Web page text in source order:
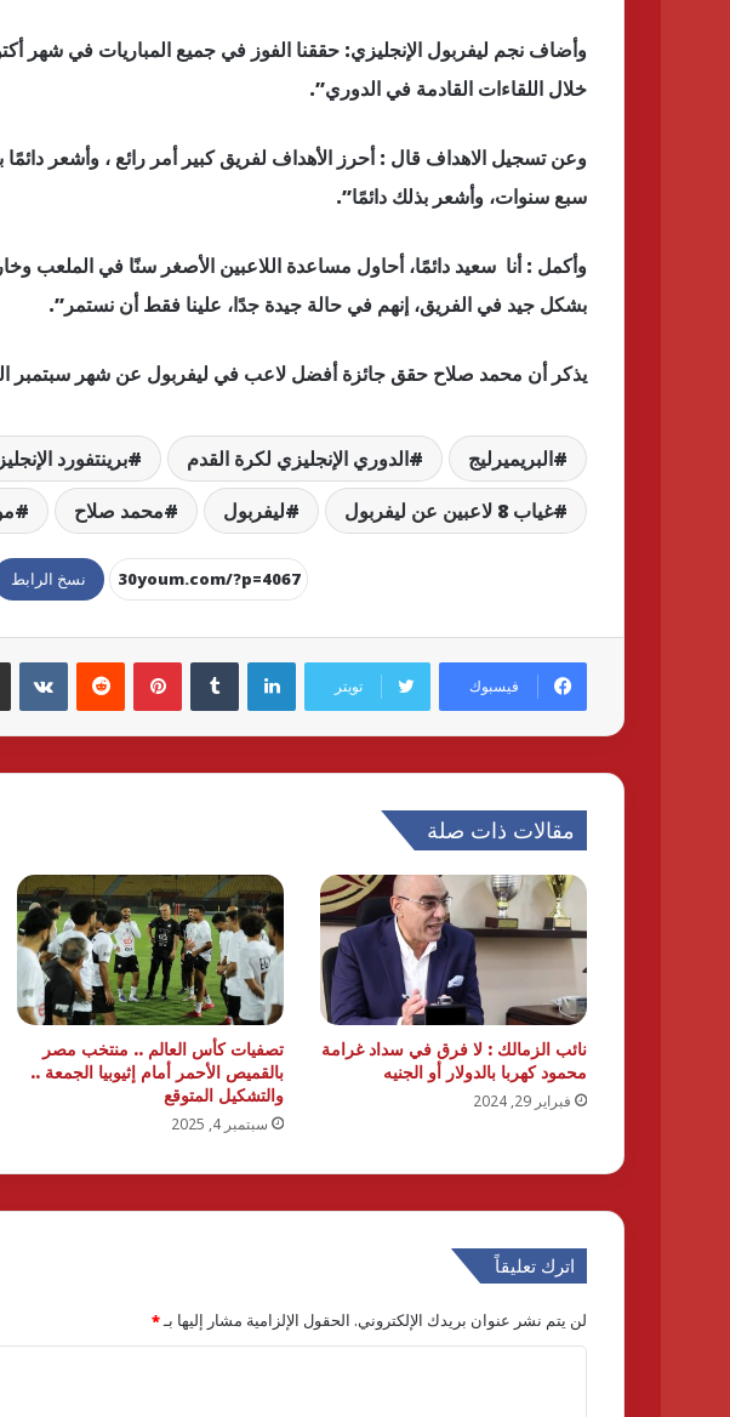
وأضاف نجم ليفربول الإنجليزي: حققنا الفوز في جميع المباريات في شهر
خلال اللقاءات القادمة في الدوري”.
وعن تسجيل الاهداف قال : أحرز الأهداف لفريق كبير أمر رائع ، وأشعر دائمًا
سبع سنوات، وأشعر بذلك دائمًا”.
وأكمل : أنا سعيد دائمًا، أحاول مساعدة اللاعبين الأصغر سنًا في الملعب
بشكل جيد في الفريق، إنهم في حالة جيدة جدًا، علينا فقط أن نستمر”.
يذكر أن محمد صلاح حقق جائزة أفضل لاعب في ليفربول عن شهر سبتمبر
البريميرليج الدوري الإنجليزي لكرة القدم
برينتفورد
غياب 8 لاعبين عن ليفربول
ليفربول محمد صلاح
نسخ الرابط
فيسبوك تويتر
لينكدإن بينتيريست
مقالات ذات صلة
نائب الزمالك : لا فرق في سداد غرامة
محمود كهربا بالدولار أو الجنيه
فبراير 29, 2024
تصفيات كأس العالم .. منتخب مصر
بالقميص الأحمر أمام إثيوبيا الجمعة ..
والتشكيل المتوقع
سبتمبر 4, 2025
اترك تعليقاً
لن يتم نشر عنوان بريدك الإلكتروني. الحقول الإلزامية مشار إليها بـ*